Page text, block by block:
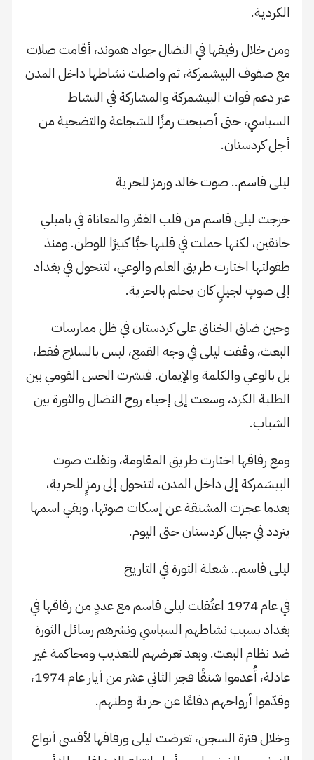
الكردية.
ومن خلال رفيقها في النضال جواد هموند، أقامت صلات
مع صفوف البيشمركة، ثم واصلت نشاطها داخل المدن
عبر دعم قوات البيشمركة والمشاركة في النشاط
السياسي، حتى أصبحت رمزًا للشجاعة والتضحية من
أجل كردستان.
ليلى قاسم.. صوت خالد ورمز للحرية
خرجت ليلى قاسم من قلب الفقر والمعاناة في باميلي
خانقين، لكنها حملت في قلبها حبًّا كبيرًا للوطن. ومنذ
طفولتها اختارت طريق العلم والوعي، لتتحول في بغداد
إلى صوتٍ لجيلٍ كان يحلم بالحرية.
وحين ضاق الخناق على كردستان في ظل ممارسات
البعث، وقفت ليلى في وجه القمع، ليس بالسلاح فقط،
بل بالوعي والكلمة والإيمان. فنشرت الحس القومي بين
الطلبة الكرد، وسعت إلى إحياء روح النضال والثورة بين
الشباب.
ومع رفاقها اختارت طريق المقاومة، ونقلت صوت
البيشمركة إلى داخل المدن، لتتحول إلى رمزٍ للحرية،
بعدما عجزت المشنقة عن إسكات صوتها، وبقي اسمها
يتردد في جبال كردستان حتى اليوم.
ليلى قاسم.. شعلة الثورة في التاريخ
في عام 1974 اعتُقلت ليلى قاسم مع عددٍ من رفاقها في
بغداد بسبب نشاطهم السياسي ونشرهم رسائل الثورة
ضد نظام البعث. وبعد تعرضهم للتعذيب ومحاكمة غير
عادلة، أُعدموا شنقًا فجر الثاني عشر من أيار عام 1974،
وقدّموا أرواحهم دفاعًا عن حرية وطنهم.
وخلال فترة السجن، تعرضت ليلى ورفاقها لأقسى أنواع